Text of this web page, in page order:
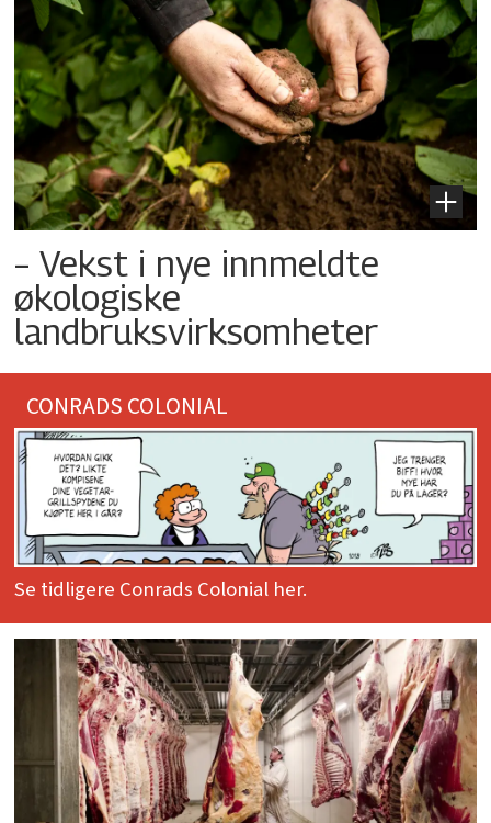
– Vekst i nye innmeldte
økologiske
landbruksvirksomheter
CONRADS COLONIAL
Se tidligere Conrads Colonial her.